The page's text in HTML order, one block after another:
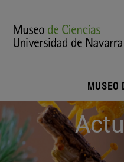
MUSEO